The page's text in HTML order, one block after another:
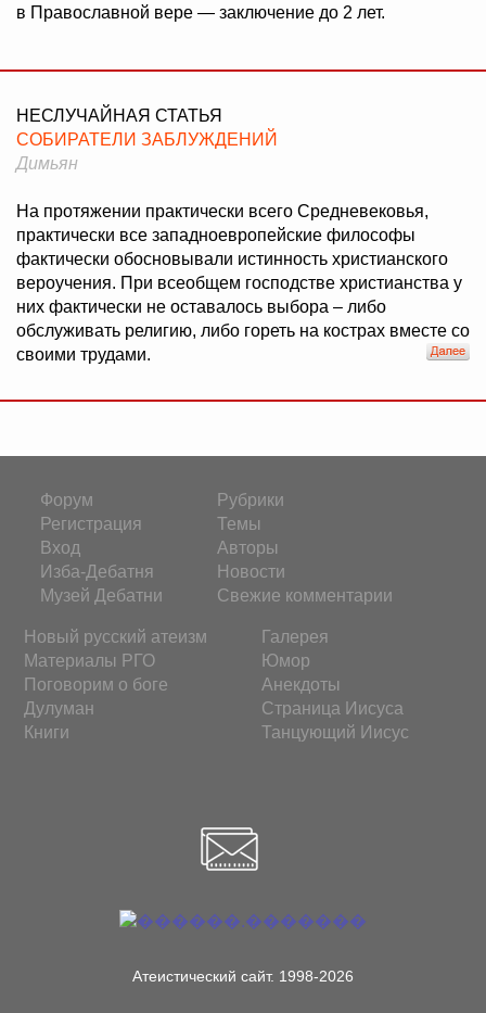
в Православной вере — заключение до 2 лет.
НЕСЛУЧАЙНАЯ СТАТЬЯ
СОБИРАТЕЛИ ЗАБЛУЖДЕНИЙ
Димьян
На протяжении практически всего Средневековья,
практически все западноевропейские философы
фактически обосновывали истинность христианского
вероучения. При всеобщем господстве христианства у
них фактически не оставалось выбора – либо
обслуживать религию, либо гореть на кострах вместе со
своими трудами.
Форум
Регистрация
Вход
Изба-Дебатня
Музей Дебатни
Рубрики
Темы
Авторы
Новости
Свежие комментарии
Новый русский атеизм
Материалы РГО
Поговорим о боге
Дулуман
Книги
Галерея
Юмор
Анекдоты
Страница Иисуса
Танцующий Иисус
Атеистический сайт. 1998-2026